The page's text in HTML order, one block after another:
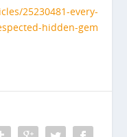
25230481-every-
hidden-gem